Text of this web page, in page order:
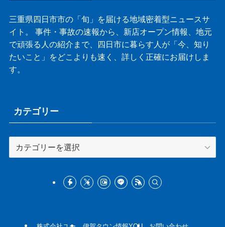
三重県四日市市の「旬」を届ける地域密着型ニュースサ
イト。 事件・事故の速報から、新店オープン情報、地元
で頑張る人の紹介まで、四日市に暮らす人が「今、知り
たいこと」をどこよりも速く、詳しく正確にお届けしま
す。
カテゴリー
テ